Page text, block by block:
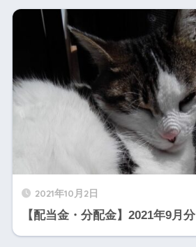
2021年10月2日
【配当金・分配金】2021年9月分